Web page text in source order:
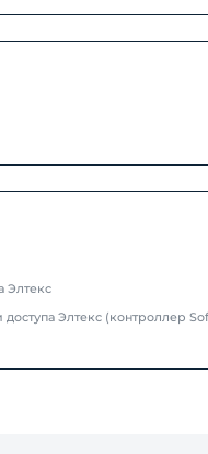
Элтекс
Элтекс (контроллер